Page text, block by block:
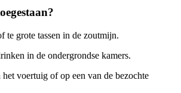
te grote tassen in de zoutmijn.
in de ondergrondse kamers.
voertuig of op een van de bezochte